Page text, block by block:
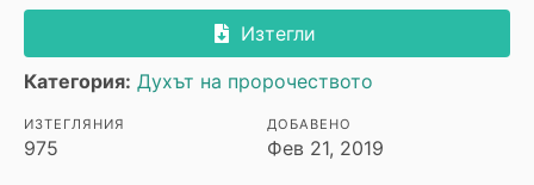
Изтегли
Категория: Духът на пророчеството
ИЗТЕГЛЯНИЯ
975
ДОБАВЕНО
Фев 21, 2019